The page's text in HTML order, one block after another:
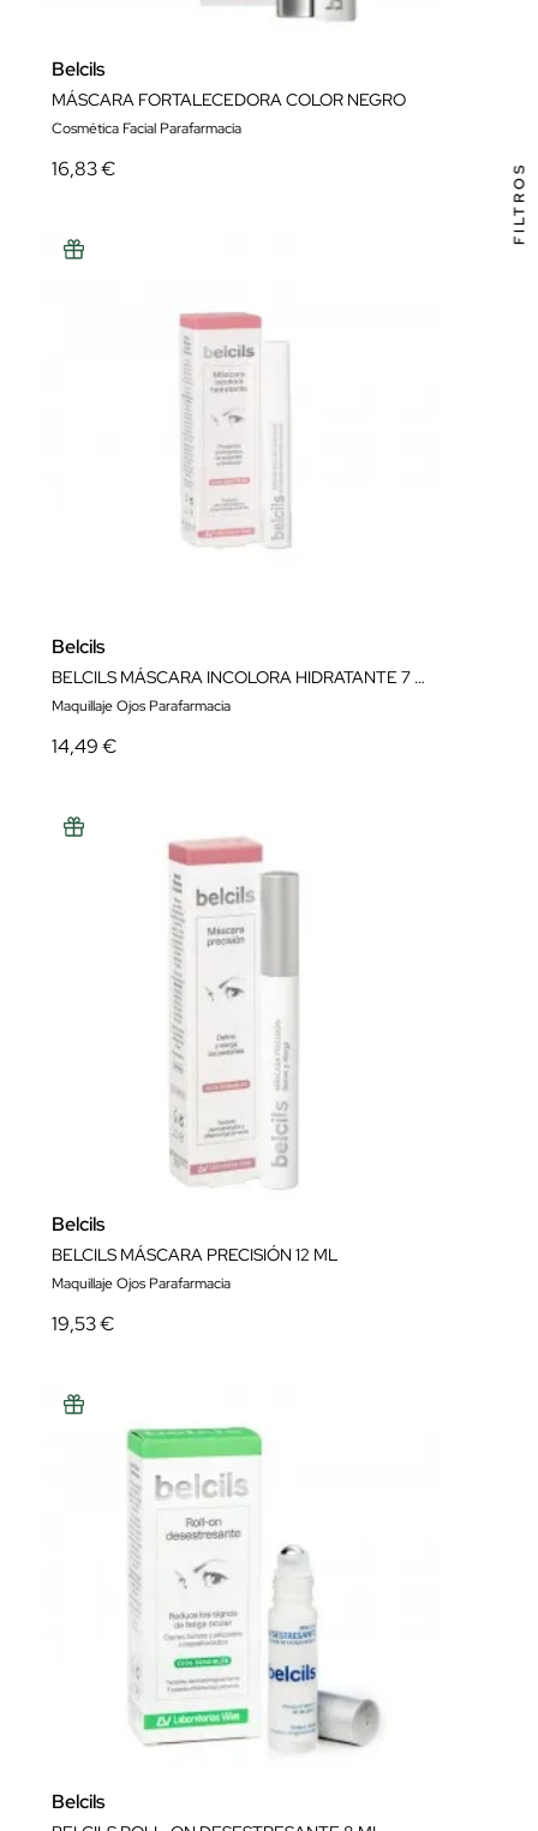
Belcils
MÁSCARA FORTALECEDORA COLOR NEGRO
Cosmética Facial Parafarmacia
16,83 €
Belcils
BELCILS MÁSCARA INCOLORA HIDRATANTE 7 ML
Maquillaje Ojos Parafarmacia
14,49 €
Belcils
BELCILS MÁSCARA PRECISIÓN 12 ML
Maquillaje Ojos Parafarmacia
19,53 €
Belcils
FILTROS